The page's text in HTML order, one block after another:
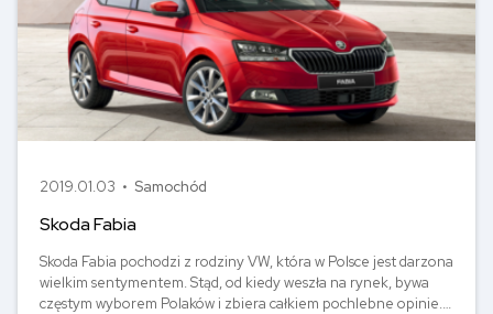
2019.01.03 • Samochód
Skoda Fabia
Skoda Fabia pochodzi z rodziny VW, która w Polsce jest darzona
wielkim sentymentem. Stąd, od kiedy weszła na rynek, bywa
częstym wyborem Polaków i zbiera całkiem pochlebne opinie.